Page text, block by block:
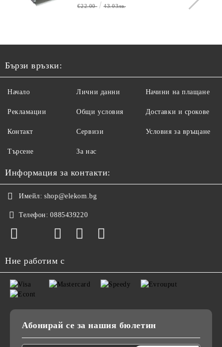
€22.00 43.03лв.
Бързи връзки:
Начало
Рекламации
Контакт
Търсене
Лични данни
Общи условия
Сервизи
За нас
Начини на плащане
Доставки и срокове
Условия за връщане
Информация за контакти:
Имейл: shop@elekom.bg
Телефон: 0885439220
Ние работим с
Абонирай се за нашия бюлетин